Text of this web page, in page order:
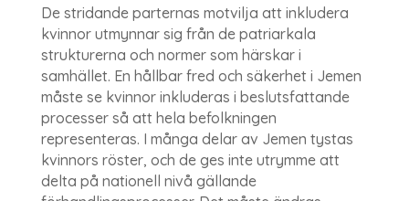
De stridande parternas motvilja att inkludera
kvinnor utmynnar sig från de patriarkala
strukturerna och normer som härskar i
samhället. En hållbar fred och säkerhet i Jemen
måste se kvinnor inkluderas i beslutsfattande
processer så att hela befolkningen
representeras. I många delar av Jemen tystas
kvinnors röster, och de ges inte utrymme att
delta på nationell nivå gällande